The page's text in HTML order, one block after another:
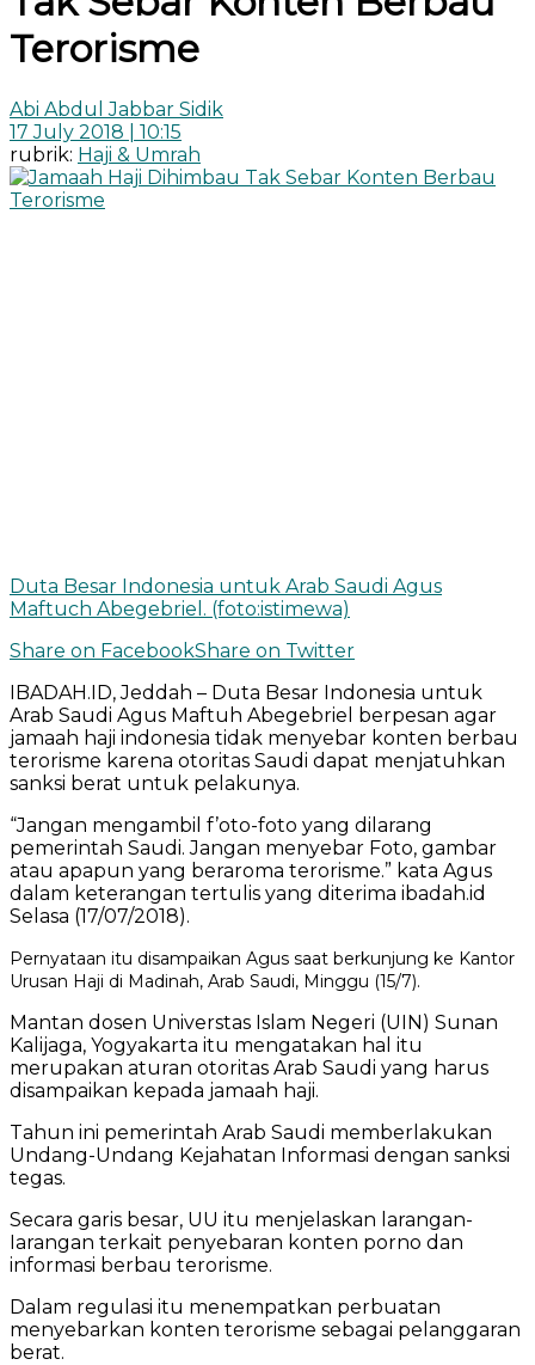
Terorisme
Abi Abdul Jabbar Sidik
17 July 2018 | 10:15
rubrik: Haji & Umrah
Duta Besar Indonesia untuk Arab Saudi Agus
Maftuch Abegebriel. (foto:istimewa)
Share on FacebookShare on Twitter
IBADAH.ID, Jeddah – Duta Besar Indonesia untuk
Arab Saudi Agus Maftuh Abegebriel berpesan agar
jamaah haji indonesia tidak menyebar konten berbau
terorisme karena otoritas Saudi dapat menjatuhkan
sanksi berat untuk pelakunya.
“Jangan mengambil f’oto-foto yang dilarang
pemerintah Saudi. Jangan menyebar Foto, gambar
atau apapun yang beraroma terorisme.” kata Agus
dalam keterangan tertulis yang diterima ibadah.id
Selasa (17/07/2018).
Pernyataan itu disampaikan Agus saat berkunjung ke Kantor
Urusan Haji di Madinah, Arab Saudi, Minggu (15/7).
Mantan dosen Universtas Islam Negeri (UIN) Sunan
Kalijaga, Yogyakarta itu mengatakan hal itu
merupakan aturan otoritas Arab Saudi yang harus
disampaikan kepada jamaah haji.
Tahun ini pemerintah Arab Saudi memberlakukan
Undang-Undang Kejahatan Informasi dengan sanksi
tegas.
Secara garis besar, UU itu menjelaskan larangan-
Iarangan terkait penyebaran konten porno dan
informasi berbau terorisme.
Dalam regulasi itu menempatkan perbuatan
menyebarkan konten terorisme sebagai pelanggaran
berat.